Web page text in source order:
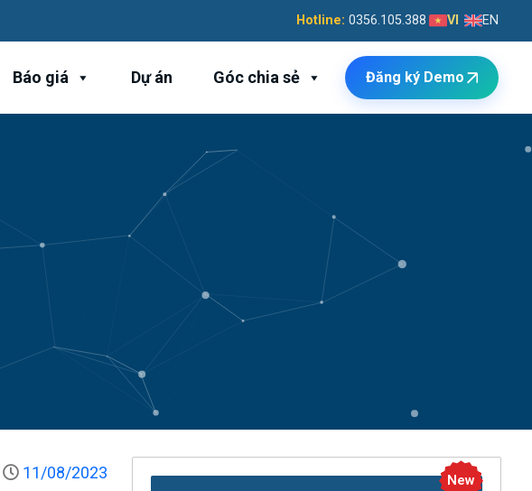
Hotline: 0356.105.388 VI EN
Báo giá Dự án Góc chia sẻ Đăng ký Demo
11/08/2023 New